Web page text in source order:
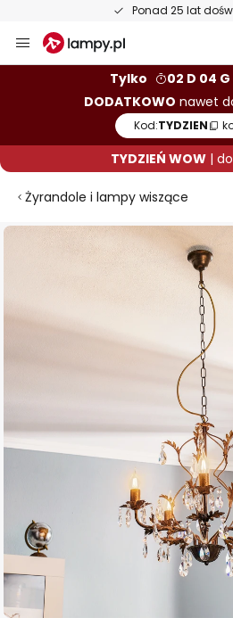
Ponad 25 lat
Przejdź
do
Tylko
02 D 04 G
DODATKOWO nawet
Kod:TYDZIEN
TYDZIEŃ WOW|
Żyrandole i lampy wiszące
Przejdź